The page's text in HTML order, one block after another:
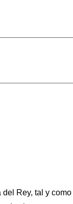
del Rey, tal y